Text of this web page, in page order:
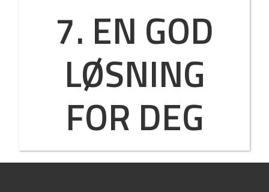
7. EN GOD
LØSNING
FOR DEG